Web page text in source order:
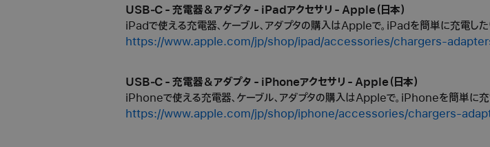
USB‑C - 充電器＆アダプタ - iPadアクセサリ - Apple（日本）
iPadで使える充電器、ケーブル、アダプタの購入はAppleで。iPadを簡単に充電した
https://www.apple.com/jp/shop/ipad/accessories/chargers-
USB‑C - 充電器＆アダプタ - iPhoneアクセサリ - Apple（日本）
iPhoneで使える充電器、ケーブル、アダプタの購入はAppleで。iPhoneを簡単に充
https://www.apple.com/jp/shop/iphone/accessories/chargers-